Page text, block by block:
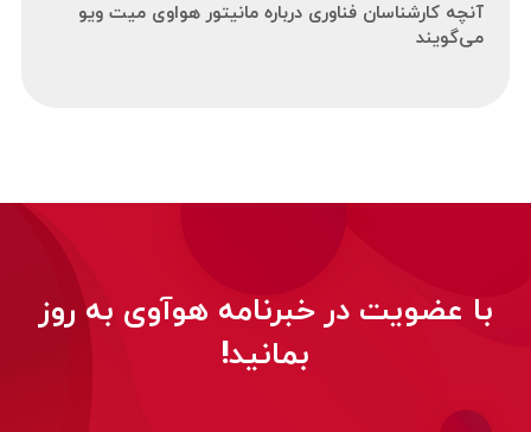
آنچه کارشناسان فناوری درباره مانیتور هواوی میت ویو
می‌گویند
با عضویت در خبرنامه هوآوی به روز
بمانید!